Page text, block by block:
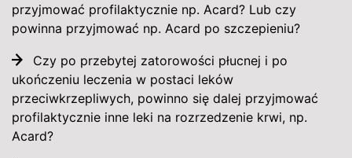
przyjmować profilaktycznie np. Acard? Lub czy
powinna przyjmować np. Acard po szczepieniu?
Czy po przebytej zatorowości płucnej i po
ukończeniu leczenia w postaci leków
przeciwkrzepliwych, powinno się dalej przyjmować
profilaktycznie inne leki na rozrzedzenie krwi, np.
Acard?